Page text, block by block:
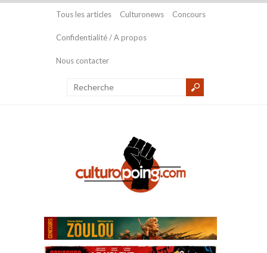
Tous les articles Culturonews Concours
Confidentialité / A propos
Nous contacter